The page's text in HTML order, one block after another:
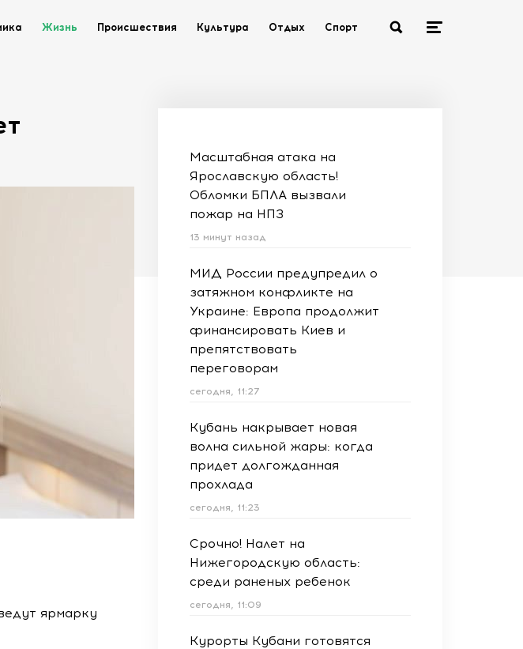
Жизнь Происшествия Культура Отдых Спорт
ярмарку
Масштабная атака на
Ярославскую область!
Обломки БПЛА вызвали
пожар на НПЗ
13 минут назад
МИД России предупредил о
затяжном конфликте на
Украине: Европа продолжит
финансировать Киев и
препятствовать
переговорам
сегодня, 11:27
Кубань накрывает новая
волна сильной жары: когда
придет долгожданная
прохлада
сегодня, 11:23
Срочно! Налет на
Нижегородскую область:
среди раненых ребенок
сегодня, 11:09
Курорты Кубани готовятся